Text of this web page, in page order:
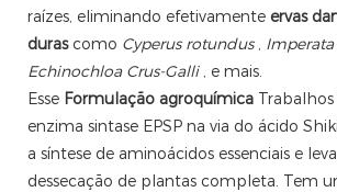
raízes, eliminando efetivamente ervas
duras como Cyperus rotundus ,
Echinochloa Crus-Galli , e mais.
Esse Formulação agroquímica
enzima sintase EPSP na via do ácido
a síntese de aminoácidos essenciais e
dessecação de plantas completa. Tem